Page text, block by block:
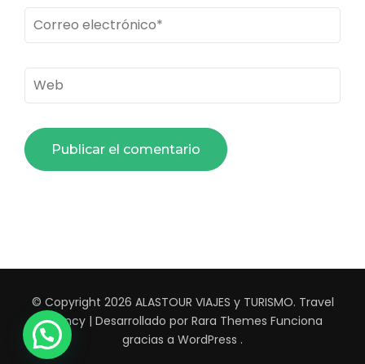
Correo
electrónico*
Web
© Copyright 2026 ALASTOUR VIAJES y TURISMO. Travel
Agency | Desarrollado por Rara Themes Funciona
gracias a WordPress .